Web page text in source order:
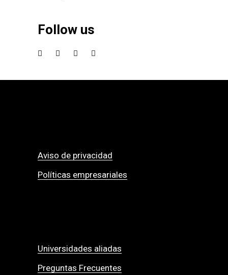
Follow us
Aviso de privacidad
Políticas empresariales
Universidades aliadas
Preguntas Frecuentes